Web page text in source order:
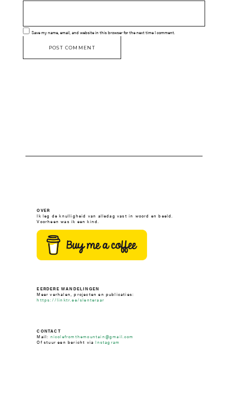
Save my name, email, and website in this browser for the next time I comment.
OVER
Ik leg de knulligheid van alledag vast in woord en beeld.
Voorheen was ik een kind.
EERDERE WANDELINGEN
Meer verhalen, projecten en publicaties:
https://linktr.ee/slenteraar
CONTACT
Mail: nicolefromthemountain@gmail.com
Of stuur een bericht viaInstagram